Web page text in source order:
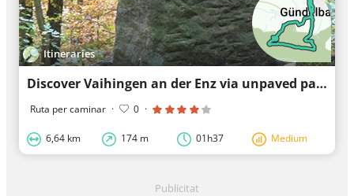
Itineraries
Discover Vaihingen an der Enz via unpaved paths.
Ruta per caminar · 0 ·
6,64 km 174 m 01h37 Medium
Publicitat